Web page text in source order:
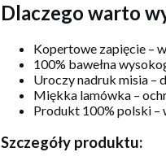
Dlaczego warto
Kopertowe zapięcie –
100% bawełna
Uroczy nadruk misia –
Miękka lamówka –
Produkt 100% polski –
Szczegóły produktu: